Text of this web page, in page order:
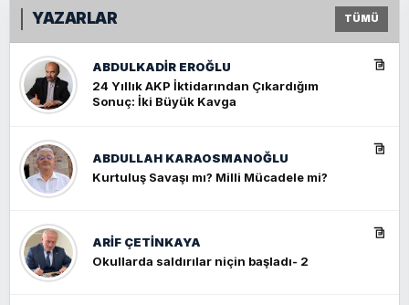
YAZARLAR TÜMÜ
ABDULKADIR EROĞLU
24 Yıllık AKP İktidarından Çıkardığım
Sonuç: İki Büyük Kavga
ABDULLAH KARAOSMANOĞLU
Kurtuluş Savaşı mı? Milli Mücadele mi?
ARIF ÇETİNKAYA
Okullarda saldırılar niçin başladı- 2